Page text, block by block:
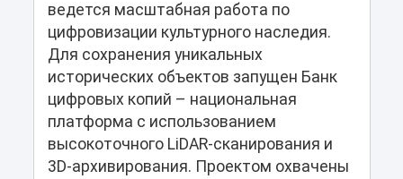
ведется масштабная работа по
цифровизации культурного наследия.
Для сохранения уникальных
исторических объектов запущен Банк
цифровых копий – национальная
платформа с использованием
высокоточного LiDAR-сканирования и
3D-архивирования. Проектом охвачены